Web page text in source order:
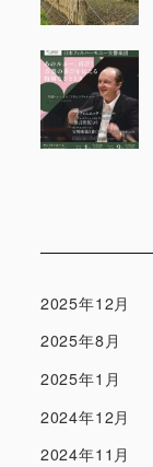
2025年12月
2025年8月
2025年1月
2024年12月
2024年11月